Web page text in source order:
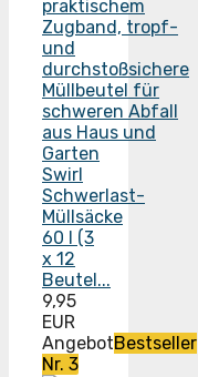
Swirl
Schwerlast-
Müllsäcke
60 l (3
x 12
Beutel...
9,95
EUR
AngebotBestseller
Nr. 3